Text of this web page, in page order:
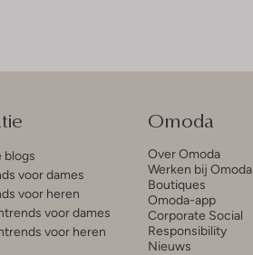
blogs
voor dames
voor heren
voor dames
voor heren
Omoda
Over Omoda
Werken bij Omoda
Boutiques
Omoda-app
Corporate Social
Responsibility
Nieuws